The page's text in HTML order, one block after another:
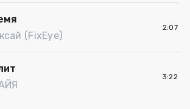
(FixEye)
2:07
3:22